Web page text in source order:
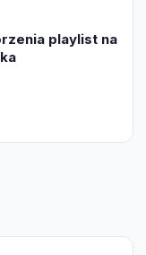
playlist na